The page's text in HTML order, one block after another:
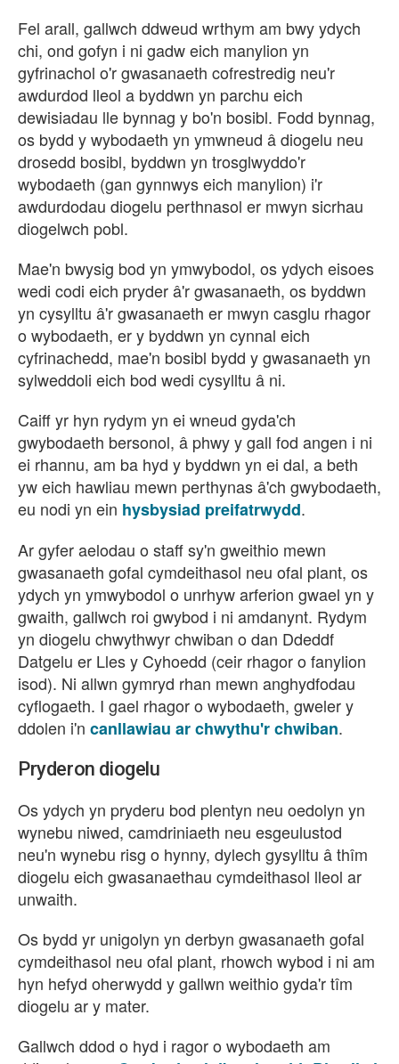
Fel arall, gallwch ddweud wrthym am bwy ydych
chi, ond gofyn i ni gadw eich manylion yn
gyfrinachol o'r gwasanaeth cofrestredig neu'r
awdurdod lleol a byddwn yn parchu eich
dewisiadau lle bynnag y bo'n bosibl. Fodd bynnag,
os bydd y wybodaeth yn ymwneud â diogelu neu
drosedd bosibl, byddwn yn trosglwyddo'r
wybodaeth (gan gynnwys eich manylion) i'r
awdurdodau diogelu perthnasol er mwyn sicrhau
diogelwch pobl.
Mae'n bwysig bod yn ymwybodol, os ydych eisoes
wedi codi eich pryder â'r gwasanaeth, os byddwn
yn cysylltu â'r gwasanaeth er mwyn casglu rhagor
o wybodaeth, er y byddwn yn cynnal eich
cyfrinachedd, mae'n bosibl bydd y gwasanaeth yn
sylweddoli eich bod wedi cysylltu â ni.
Caiff yr hyn rydym yn ei wneud gyda'ch
gwybodaeth bersonol, â phwy y gall fod angen i ni
ei rhannu, am ba hyd y byddwn yn ei dal, a beth
yw eich hawliau mewn perthynas â'ch gwybodaeth,
eu nodi yn ein hysbysiad preifatrwydd.
Ar gyfer aelodau o staff sy'n gweithio mewn
gwasanaeth gofal cymdeithasol neu ofal plant, os
ydych yn ymwybodol o unrhyw arferion gwael yn y
gwaith, gallwch roi gwybod i ni amdanynt. Rydym
yn diogelu chwythwyr chwiban o dan Ddeddf
Datgelu er Lles y Cyhoedd (ceir rhagor o fanylion
isod). Ni allwn gymryd rhan mewn anghydfodau
cyflogaeth. I gael rhagor o wybodaeth, gweler y
ddolen i'n canllawiau ar chwythu'r chwiban.
Pryderon diogelu
Os ydych yn pryderu bod plentyn neu oedolyn yn
wynebu niwed, camdriniaeth neu esgeulustod
neu'n wynebu risg o hynny, dylech gysylltu â thîm
diogelu eich gwasanaethau cymdeithasol lleol ar
unwaith.
Os bydd yr unigolyn yn derbyn gwasanaeth gofal
cymdeithasol neu ofal plant, rhowch wybod i ni am
hyn hefyd oherwydd y gallwn weithio gyda'r tîm
diogelu ar y mater.
Gallwch ddod o hyd i ragor o wybodaeth am